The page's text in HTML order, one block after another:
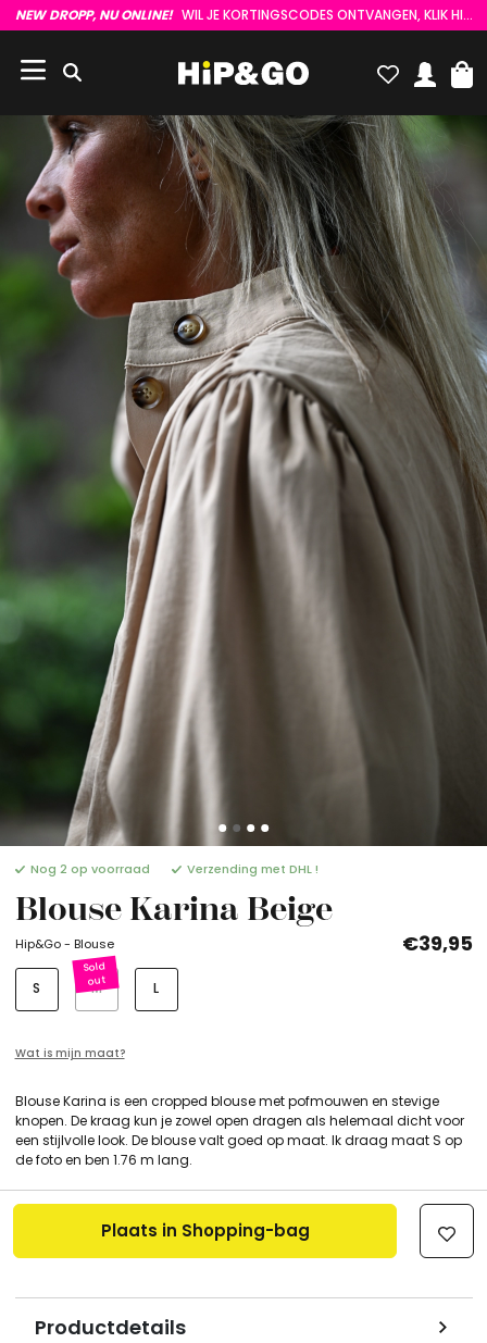
NEW DROPP, NU ONLINE! WIL JE KORTINGSCODES ONTVANGEN, KLIK HIER :)
Nog 2 op voorraad Verzending met DHL !
Blouse Karina Beige
Hip&Go - Blouse €39,95
S M L
Wat is mijn maat?
Blouse Karina is een cropped blouse met pofmouwen en stevige
knopen. De kraag kun je zowel open dragen als helemaal dicht voor
een stijlvolle look. De blouse valt goed op maat. Ik draag maat S op
de foto en ben 1.76 m lang.
Productdetails
Plaats in Shopping-bag